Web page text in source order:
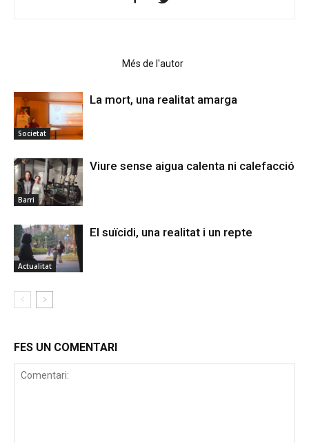
Més de l'autor
Societat
La mort, una realitat amarga
Barri
Viure sense aigua calenta ni calefacció
Actualitat
El suïcidi, una realitat i un repte
FES UN COMENTARI